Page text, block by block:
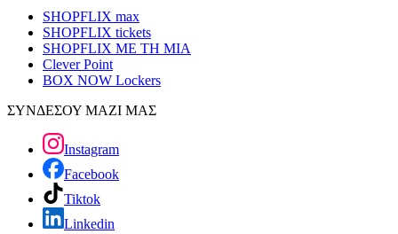
SHOPFLIX max
SHOPFLIX tickets
SHOPFLIX ΜΕ ΤΗ ΜΙΑ
Clever Point
BOX NOW Lockers
ΣΥΝΔΕΣΟΥ ΜΑΖΙ ΜΑΣ
Instagram
Facebook
Tiktok
Linkedin